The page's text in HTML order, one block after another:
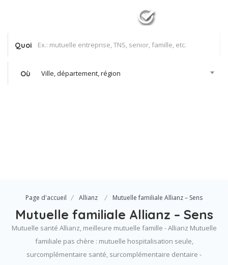
Quoi
Où Ville, département, région
Page d'accueil Allianz Mutuelle familiale Allianz – Sens
Mutuelle familiale Allianz – Sens
Mutuelle santé Allianz, meilleure mutuelle famille - Allianz Mutuelle
familiale pas chère : mutuelle hospitalisation seule,
surcomplémentaire santé, surcomplémentaire dentaire -